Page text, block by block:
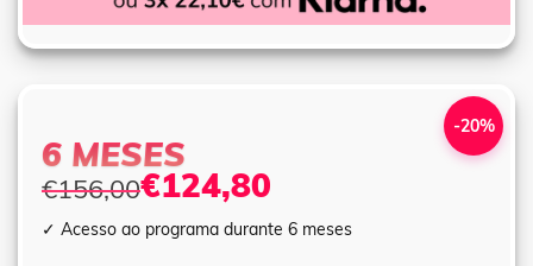
-20%
6 MESES
€156,00€124,80
✓ Acesso ao programa durante 6 meses